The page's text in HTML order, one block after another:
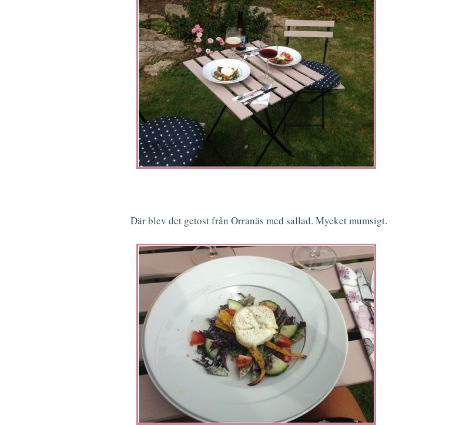
Där blev det getost från Orranäs med sallad. Mycket mumsigt.